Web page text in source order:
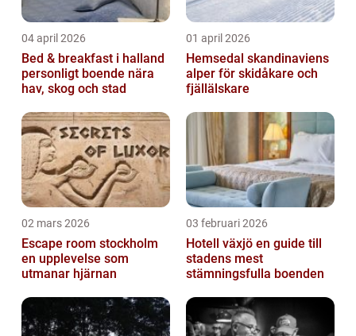
04 april 2026
Bed & breakfast i halland
personligt boende nära
hav, skog och stad
01 april 2026
Hemsedal skandinaviens
alper för skidåkare och
fjällälskare
02 mars 2026
Escape room stockholm
en upplevelse som
utmanar hjärnan
03 februari 2026
Hotell växjö en guide till
stadens mest
stämningsfulla boenden